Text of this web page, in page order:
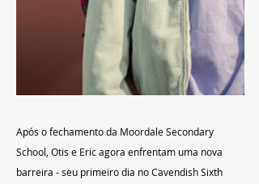
Após o fechamento da Moordale Secondary
School, Otis e Eric agora enfrentam uma nova
barreira - seu primeiro dia no Cavendish Sixth